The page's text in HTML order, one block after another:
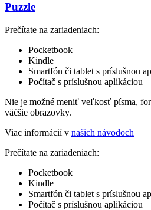
Puzzle
Prečítate na zariadeniach:
Pocketbook
Kindle
Smartfón či tablet s príslušnou
Počítač s príslušnou aplikáciou
Nie je možné meniť veľkosť písma,
väčšie obrazovky.
Viac informácií v našich návodoch
Prečítate na zariadeniach:
Pocketbook
Kindle
Smartfón či tablet s príslušnou
Počítač s príslušnou aplikáciou